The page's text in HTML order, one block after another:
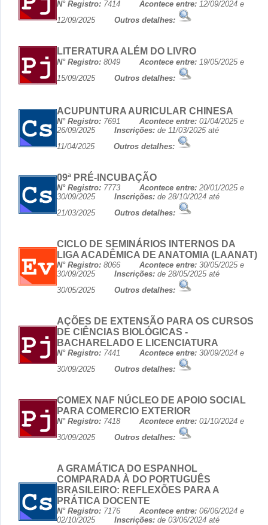
N° Registro: 7414 Acontece entre: 12/09/2024 e
12/09/2025 Outros detalhes:
LITERATURA ALÉM DO LIVRO
N° Registro: 8049 Acontece entre: 19/05/2025 e
15/09/2025 Outros detalhes:
ACUPUNTURA AURICULAR CHINESA
N° Registro: 7691 Acontece entre: 01/04/2025 e
26/09/2025 Inscrições: de 11/03/2025 até
11/04/2025 Outros detalhes:
09ª PRÉ-INCUBAÇÃO
N° Registro: 7773 Acontece entre: 20/01/2025 e
30/09/2025 Inscrições: de 28/10/2024 até
21/03/2025 Outros detalhes:
CICLO DE SEMINÁRIOS INTERNOS DA
LIGA ACADÊMICA DE ANATOMIA (LAANAT)
N° Registro: 8066 Acontece entre: 30/05/2025 e
30/09/2025 Inscrições: de 28/05/2025 até
30/05/2025 Outros detalhes:
AÇÕES DE EXTENSÃO PARA OS CURSOS
DE CIÊNCIAS BIOLÓGICAS -
BACHARELADO E LICENCIATURA
N° Registro: 7441 Acontece entre: 30/09/2024 e
30/09/2025 Outros detalhes:
COMEX NAF NÚCLEO DE APOIO SOCIAL
PARA COMERCIO EXTERIOR
N° Registro: 7418 Acontece entre: 01/10/2024 e
30/09/2025 Outros detalhes:
A GRAMÁTICA DO ESPANHOL
COMPARADA À DO PORTUGUÊS
BRASILEIRO: REFLEXÕES PARA A
PRÁTICA DOCENTE
N° Registro: 7176 Acontece entre: 06/06/2024 e
02/10/2025 Inscrições: de 03/06/2024 até